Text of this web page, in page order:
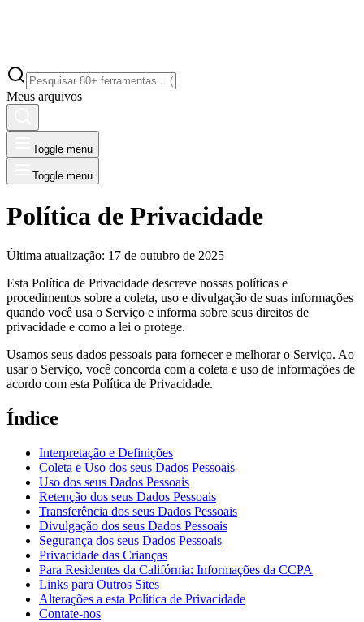
Meus arquivos
Toggle menu
Toggle menu
Política de Privacidade
Última atualização: 17 de outubro de 2025
Esta Política de Privacidade descreve nossas políticas e
procedimentos sobre a coleta, uso e divulgação de suas informações
quando você usa o Serviço e informa sobre seus direitos de
privacidade e como a lei o protege.
Usamos seus dados pessoais para fornecer e melhorar o Serviço. Ao
usar o Serviço, você concorda com a coleta e uso de informações de
acordo com esta Política de Privacidade.
Índice
Interpretação e Definições
Coleta e Uso dos seus Dados Pessoais
Uso dos seus Dados Pessoais
Retenção dos seus Dados Pessoais
Transferência dos seus Dados Pessoais
Divulgação dos seus Dados Pessoais
Segurança dos seus Dados Pessoais
Privacidade das Crianças
Para Residentes da Califórnia: Informações da CCPA
Links para Outros Sites
Alterações a esta Política de Privacidade
Contate-nos